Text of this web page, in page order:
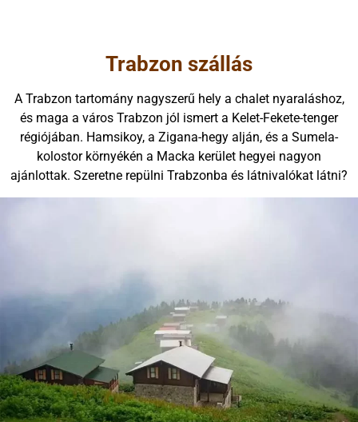
Trabzon szállás
A Trabzon tartomány nagyszerű hely a chalet nyaraláshoz,
és maga a város Trabzon jól ismert a Kelet-Fekete-tenger
régiójában. Hamsikoy, a Zigana-hegy alján, és a Sumela-
kolostor környékén a Macka kerület hegyei nagyon
ajánlottak. Szeretne repülni Trabzonba és látnivalókat látni?